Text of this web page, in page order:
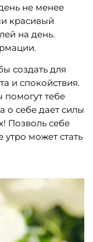
не менее
красивый
на день.
создать для
и спокойствия.
тебе
о себе дает силы
Позволь себе
может стать